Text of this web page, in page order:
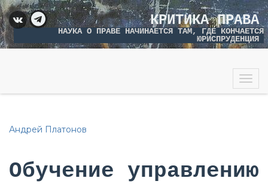
КРИТИКА ПРАВА
НАУКА О ПРАВЕ НАЧИНАЕТСЯ ТАМ, ГДЕ КОНЧАЕТСЯ
ЮРИСПРУДЕНЦИЯ
Андрей Платонов
Обучение управлению